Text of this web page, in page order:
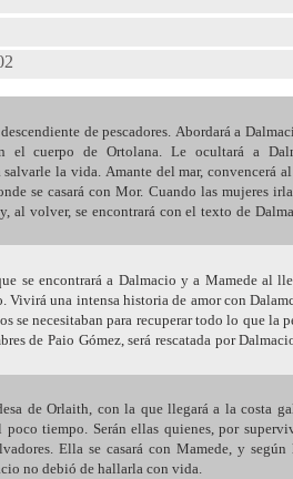
de pescadores. Abordará a
el cuerpo de Ortolana. Le ocultará a
salvarle la vida. Amante del mar, convencerá
se casará con Mor. Cuando las mujeres
al volver, se encontrará con el texto de
se encontrará a Dalmacio y a Mamede al
Vivirá una intensa historia de amor con
se necesitaban para recuperar todo lo que la
de Paio Gómez, será rescatada por
de Orlaith, con la que llegará a la costa
poco tiempo. Serán ellas quienes, por
Ella se casará con Mamede, y
no debió de hallarla con vida.